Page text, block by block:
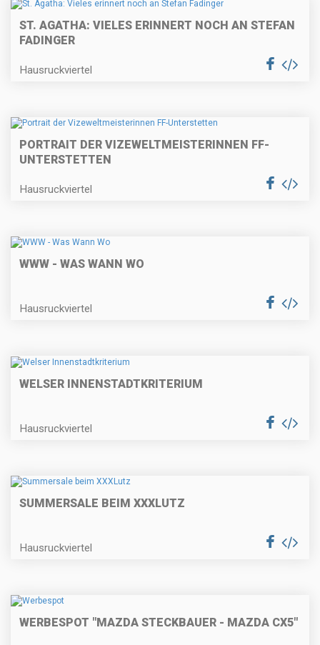
ST. AGATHA: VIELES ERINNERT NOCH AN STEFAN
FADINGER
Hausruckviertel
PORTRAIT DER VIZEWELTMEISTERINNEN FF-
UNTERSTETTEN
Hausruckviertel
WWW - WAS WANN WO
Hausruckviertel
WELSER INNENSTADTKRITERIUM
Hausruckviertel
SUMMERSALE BEIM XXXLUTZ
Hausruckviertel
WERBESPOT "MAZDA STECKBAUER - MAZDA CX5"